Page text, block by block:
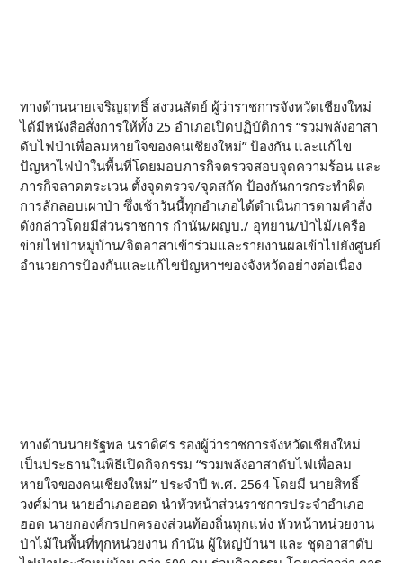
ทางด้านนายเจริญฤทธิ์ สงวนสัตย์ ผู้ว่าราชการจังหวัดเชียงใหม่
ได้มีหนังสือสั่งการให้ทั้ง 25 อำเภอเปิดปฏิบัติการ “รวมพลังอาสา
ดับไฟป่าเพื่อลมหายใจของคนเชียงใหม่” ป้องกัน และแก้ไข
ปัญหาไฟป่าในพื้นที่โดยมอบภารกิจตรวจสอบจุดความร้อน และ
ภารกิจลาดตระเวน ตั้งจุดตรวจ/จุดสกัด ป้องกันการกระทำผิด
การลักลอบเผาป่า ซึ่งเช้าวันนี้ทุกอำเภอได้ดำเนินการตามคำสั่ง
ดังกล่าวโดยมีส่วนราชการ กำนัน/ผญบ./ อุทยาน/ป่าไม้/เครือ
ข่ายไฟป่าหมู่บ้าน/จิตอาสาเข้าร่วมและรายงานผลเข้าไปยังศูนย์
อำนวยการป้องกันและแก้ไขปัญหาฯของจังหวัดอย่างต่อเนื่อง
ทางด้านนายรัฐพล นราดิศร รองผู้ว่าราชการจังหวัดเชียงใหม่
เป็นประธานในพิธีเปิดกิจกรรม “รวมพลังอาสาดับไฟเพื่อลม
หายใจของคนเชียงใหม่” ประจำปี พ.ศ. 2564 โดยมี นายสิทธิ์
วงศ์ม่าน นายอำเภอฮอด นำหัวหน้าส่วนราชการประจำอำเภอ
ฮอด นายกองค์กรปกครองส่วนท้องถิ่นทุกแห่ง หัวหน้าหน่วยงาน
ป่าไม้ในพื้นที่ทุกหน่วยงาน กำนัน ผู้ใหญ่บ้านฯ และ ชุดอาสาดับ